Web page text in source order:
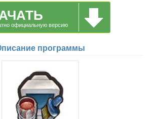
официальную версию
программы